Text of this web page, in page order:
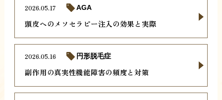
頭皮へのメソセラピー注入の効果と実際
2026.05.17 AGA
副作用の真実性機能障害の頻度と対策
2026.05.16 円形脱毛症